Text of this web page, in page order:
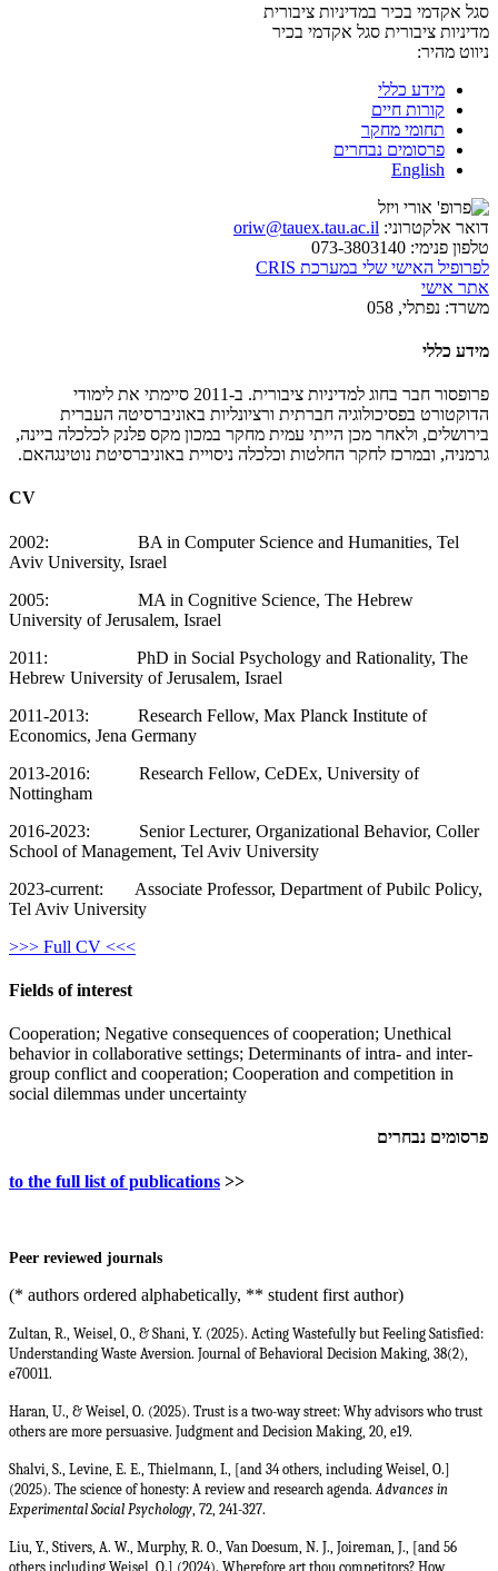
סגל אקדמי בכיר במדיניות ציבורית
מדיניות ציבורית סגל אקדמי בכיר
ניווט מהיר:
מידע כללי
קורות חיים
תחומי מחקר
פרסומים נבחרים
English
דואר אלקטרוני: oriw@tauex.tau.ac.il
טלפון פנימי:
לפרופיל האישי שלי במערכת CRIS
אתר אישי
משרד: נפתלי, 058
מידע כללי
פרופסור חבר בחוג למדיניות ציבורית. ב-2011 סיימתי את לימודי
הדוקטורט בפסיכולוגיה חברתית ורציונליות באוניברסיטה העברית
בירושלים, ולאחר מכן הייתי עמית מחקר במכון מקס פלנק לכלכלה ביינה,
גרמניה, ובמרכז לחקר החלטות וכלכלה ניסויית באוניברסיטת נוטינגהאם.
CV
2002: BA in Computer Science and Humanities, Tel
Aviv University, Israel
2005: MA in Cognitive Science, The Hebrew
University of Jerusalem, Israel
2011: PhD in Social Psychology and Rationality, The
Hebrew University of Jerusalem, Israel
2011-2013: Research Fellow, Max Planck Institute of
Economics, Jena Germany
2013-2016: Research Fellow, CeDEx, University of
Nottingham
2016-2023: Senior Lecturer, Organizational Behavior, Coller
School of Management, Tel Aviv University
2023-current: Associate Professor, Department of Pubilc Policy,
Tel Aviv University
>>> Full CV <<<
Fields of interest
Cooperation; Negative consequences of cooperation; Unethical
behavior in collaborative settings; Determinants of intra- and inter-
group conflict and cooperation; Cooperation and competition in
social dilemmas under uncertainty
פרסומים נבחרים
to the full list of publications >>
Peer reviewed journals
(* authors ordered alphabetically, ** student first author)
Zultan, R., Weisel, O., & Shani, Y. (2025). Acting Wastefully but Feeling Satisfied:
Understanding Waste Aversion. Journal of Behavioral Decision Making, 38(2),
e70011.
Haran, U., & Weisel, O. (2025). Trust is a two-way street: Why advisors who trust
others are more persuasive. Judgment and Decision Making, 20, e19.
Shalvi, S., Levine, E. E., Thielmann, I., [and 34 others, including Weisel, O.]
(2025). The science of honesty: A review and research agenda. Advances in
Experimental Social Psychology , 72, 241-327.
Liu, Y., Stivers, A. W., Murphy, R. O., Van Doesum, N. J., Joireman, J., [and 56
others including Weisel, O.] (2024). Wherefore art thou competitors? How